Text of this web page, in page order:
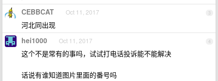
3
CEBBCAT Oct 11, 2017
河北同出现
4
hei1000 Oct 11, 2017
这个不是常有的事吗，试试打电话投诉能不能解决
话说有谁知道图片里面的番号吗